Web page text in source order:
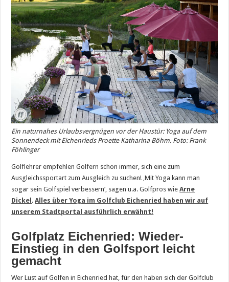
Ein naturnahes Urlaubsvergnügen vor der Haustür: Yoga auf dem
Sonnendeck mit Eichenrieds Proette Katharina Böhm. Foto: Frank
Föhlinger
Golflehrer empfehlen Golfern schon immer, sich eine zum
Ausgleichssportart zum Ausgleich zu suchen! ‚Mit Yoga kann man
sogar sein Golfspiel verbessern‘, sagen u.a. Golfpros wieArne
Dickel.Alles über Yoga im Golfclub Eichenried haben wir auf
unserem Stadtportal ausführlich erwähnt!
Golfplatz Eichenried: Wieder-
Einstieg in den Golfsport leicht
gemacht
Wer Lust auf Golfen in Eichenried hat, für den haben sich der Golfclub